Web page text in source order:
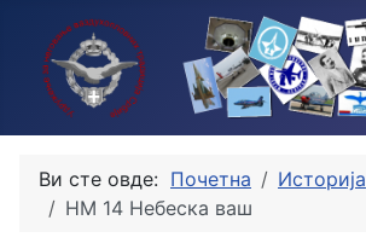
Ви сте овде: Почетна
Историја
HM 14 Небеска ваш